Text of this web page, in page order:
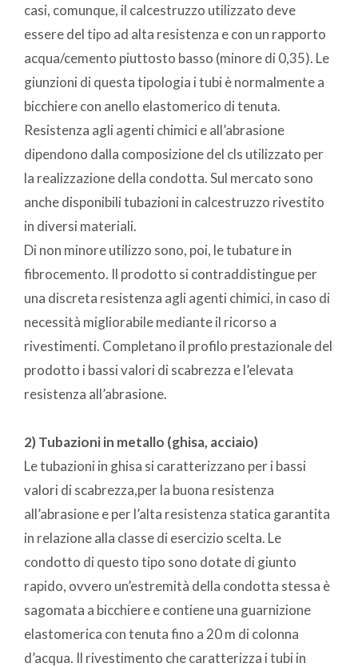
casi, comunque, il calcestruzzo utilizzato deve
essere del tipo ad alta resistenza e con un rapporto
acqua/cemento piuttosto basso (minore di 0,35). Le
giunzioni di questa tipologia i tubi è normalmente a
bicchiere con anello elastomerico di tenuta.
Resistenza agli agenti chimici e all’abrasione
dipendono dalla composizione del cls utilizzato per
la realizzazione della condotta. Sul mercato sono
anche disponibili tubazioni in calcestruzzo rivestito
in diversi materiali.
Di non minore utilizzo sono, poi, le tubature in
fibrocemento. Il prodotto si contraddistingue per
una discreta resistenza agli agenti chimici, in caso di
necessità migliorabile mediante il ricorso a
rivestimenti. Completano il profilo prestazionale del
prodotto i bassi valori di scabrezza e l’elevata
resistenza all’abrasione.
2) Tubazioni in metallo (ghisa, acciaio)
Le tubazioni in ghisa si caratterizzano per i bassi
valori di scabrezza,per la buona resistenza
all’abrasione e per l’alta resistenza statica garantita
in relazione alla classe di esercizio scelta. Le
condotto di questo tipo sono dotate di giunto
rapido, ovvero un’estremità della condotta stessa è
sagomata a bicchiere e contiene una guarnizione
elastomerica con tenuta fino a 20 m di colonna
d’acqua. Il rivestimento che caratterizza i tubi in